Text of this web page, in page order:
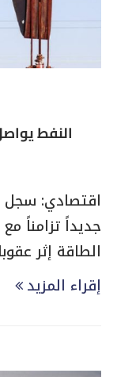
النفط
اقتصادي: سجل
جديداً تزامناً
الطاقة إثر
إقراء المزيد